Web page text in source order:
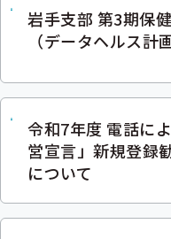
岩手支部 第3期保
（データヘルス計画
令和7年度 電話に
営宣言」新規登録
について